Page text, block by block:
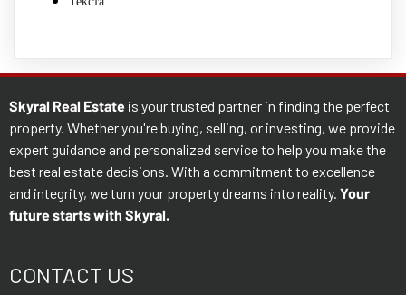
Skyral Real Estate is your trusted partner in finding the perfect
property. Whether you're buying, selling, or investing, we provide
expert guidance and personalized service to help you make the
best real estate decisions. With a commitment to excellence
and integrity, we turn your property dreams into reality. Your
future starts with Skyral.
CONTACT US